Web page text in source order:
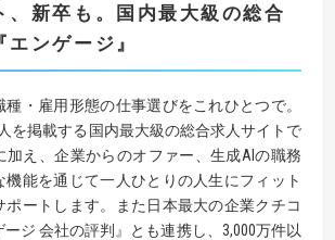
、新卒も。国内最大級の総合
『 エンゲージ 』
・雇用形態の仕事選びをこれひとつで。
を掲載する国内最大級の総合求人サイトで
加え、企業からのオファー、生成AIの職務
機能を通じて一人ひとりの人生にフィット
ポートします。また日本最大の企業クチコ
ジ 会社の評判』とも連携し、3,000万件以